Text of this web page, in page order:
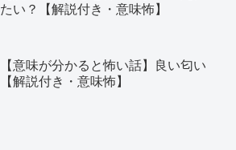
たい？【解説付き・意味怖】
【意味が分かると怖い話】良い匂い
【解説付き・意味怖】